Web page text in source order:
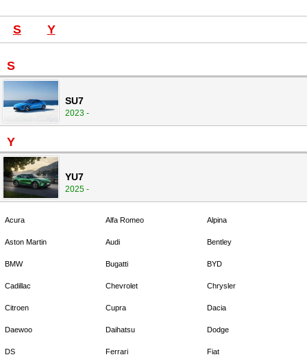
S Y
S
SU7
2023 -
Y
YU7
2025 -
Acura Alfa Romeo Alpina
Aston Martin Audi Bentley
BMW Bugatti BYD
Cadillac Chevrolet Chrysler
Citroen Cupra Dacia
Daewoo Daihatsu Dodge
DS Ferrari Fiat